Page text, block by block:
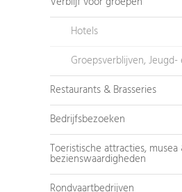
Hotels
Groepsverblijven,
Restaurants & Brasseries
Bedrijfsbezoeken
Toeristische attracties, musea
bezienswaardigheden
Rondvaartbedrijven